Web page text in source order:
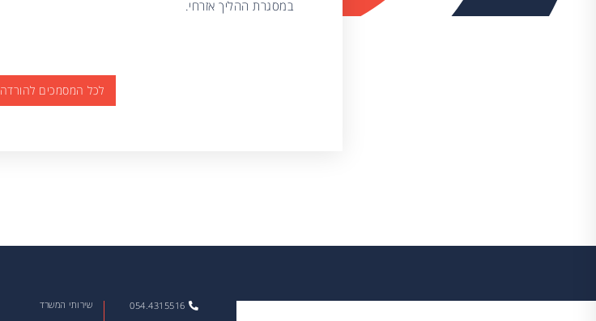
במסגרת ההליך אזרחי.
לכל המסמכים להורדה
054.4315516 שירותי המשרד